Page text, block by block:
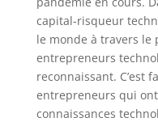
capital-risqueur
le monde à travers le
entrepreneurs
reconnaissant. C’est
entrepreneurs qui
connaissances